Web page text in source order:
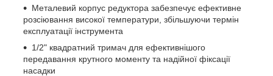
Металевий корпус редуктора забезпечує ефективне
розсіювання високої температури, збільшуючи термін
експлуатації інструмента
1/2" квадратний тримач для ефективнішого
передавання крутного моменту та надійної фіксації
насадки